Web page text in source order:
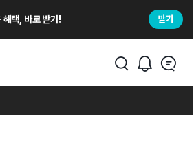
해택, 바로 받기! 받기